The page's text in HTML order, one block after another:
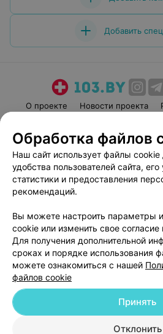
Добавить
О проекте Новости проекта
Пользовательское соглашение
Вакансии
Написать
Обработка
© 2026 ООО «Артокс Лаб», УНП 191700409
г. Минск, улица Толбухина, 2,
Обработка файлов
Наш сайт использует файлы cookie
удобства пользователей сайта,
статистики и предоставления
рекомендаций.
Вы можете настроить параметры
cookie или изменить свое
Для получения дополнительной
сроках и порядке использования
можете ознакомиться с нашей
файлов cookie
Отклонить
Принять